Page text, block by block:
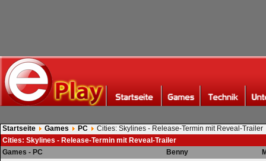
Startseite Games PC
Cities: Skylines - Release-Termin mit Reveal-Trailer
Cities: Skylines - Release-Termin mit Reveal-Trailer
Games - PC
Benny